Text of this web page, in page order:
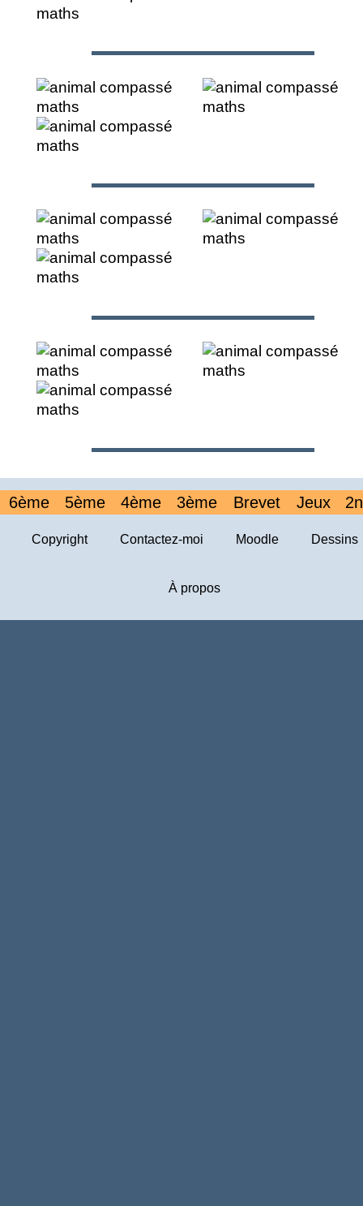
6ème 5ème 4ème 3ème Brevet Jeux
Copyright Contactez-moi Moodle Dessins
À propos